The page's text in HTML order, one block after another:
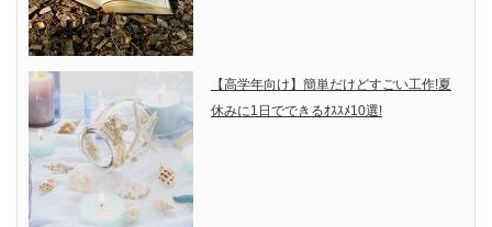
【高学年向け】簡単だけどすごい工作!夏
休みに1日でできるｵｽｽﾒ10選!